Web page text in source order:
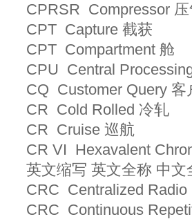
CPRSR Compressor
CPT Capture 截获
CPT Compartment 舱
CPU Central
CQ Customer Query 客
CR Cold Rolled 冷轧
CR Cruise 巡航
CR VI Hexavalent
英文缩写 英文全称 中文
CRC Centralized
CRC Continuous